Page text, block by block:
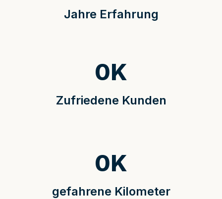
Jahre Erfahrung
Zufriedene Kunden
0K
gefahrene Kilometer
0K